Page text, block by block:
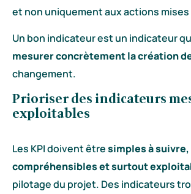
et non uniquement aux actions
Un bon indicateur est un indicateur
mesurer concrètement la création
changement.
Prioriser des indicateurs
exploitables
Les KPI doivent êtresimples à suivre,
compréhensibles et surtout
pilotage du projet. Des indicateurs